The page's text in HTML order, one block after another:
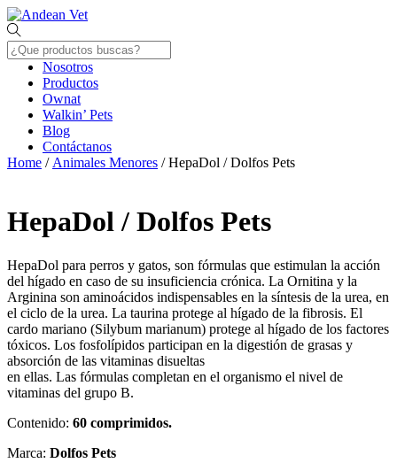
Skip
to
content
Menu
Nosotros
Productos
Ownat
Walkin’ Pets
Blog
Contáctanos
Close
Home / Animales Menores / HepaDol / Dolfos Pets
HepaDol / Dolfos Pets
HepaDol para perros y gatos, son fórmulas que estimulan la acción
del hígado en caso de su insuficiencia crónica. La Ornitina y la
Arginina son aminoácidos indispensables en la síntesis de la urea, en
el ciclo de la urea. La taurina protege al hígado de la fibrosis. El
cardo mariano (Silybum marianum) protege al hígado de los factores
tóxicos. Los fosfolípidos participan en la digestión de grasas y
absorción de las vitaminas disueltas
en ellas. Las fórmulas completan en el organismo el nivel de
vitaminas del grupo B.
Contenido: 60 comprimidos.
Marca: Dolfos Pets